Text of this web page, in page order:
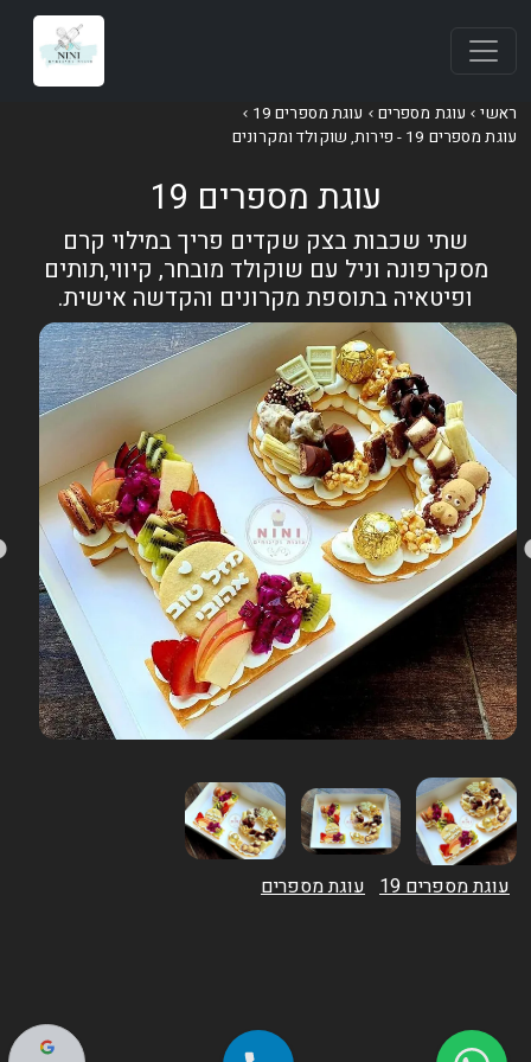
ראשי עוגת מספרים
עוגת מספרים 19
עוגת מספרים 19 - פירות, שוקולד ומקרונים
עוגת מספרים 19
שתי שכבות בצק שקדים פריך במילוי קרם
מסקרפונה וניל עם שוקולד מובחר, קיווי,תותים
ופיטאיה בתוספת מקרונים והקדשה אישית.
עוגת מספרים 19 עוגת מספרים